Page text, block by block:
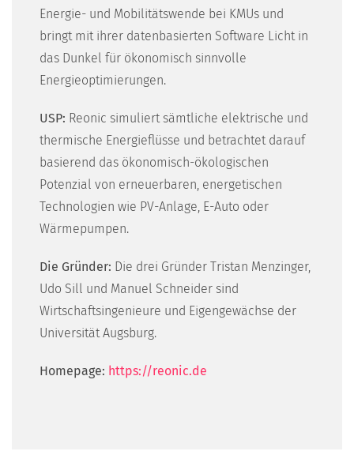
Energie- und Mobilitätswende bei KMUs und
bringt mit ihrer datenbasierten Software Licht in
das Dunkel für ökonomisch sinnvolle
Energieoptimierungen.
USP: Reonic simuliert sämtliche elektrische und
thermische Energieflüsse und betrachtet darauf
basierend das ökonomisch-ökologischen
Potenzial von erneuerbaren, energetischen
Technologien wie PV-Anlage, E-Auto oder
Wärmepumpen.
Die Gründer: Die drei Gründer Tristan Menzinger,
Udo Sill und Manuel Schneider sind
Wirtschaftsingenieure und Eigengewächse der
Universität Augsburg.
Homepage: https://reonic.de